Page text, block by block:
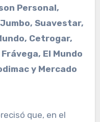
Personal,
Suavestar,
Cetrogar,
El Mundo
y Mercado
que, en el